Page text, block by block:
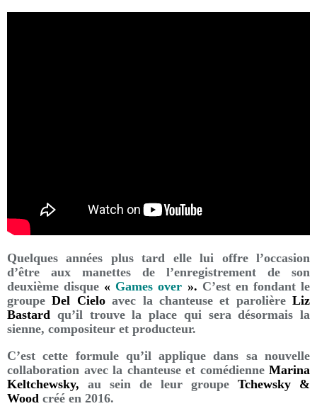
Quelques années plus tard elle lui offre l’occasion
d’être aux manettes de l’enregistrement de son
deuxième disque « Games over ». C’est en fondant le
groupeDel Cieloavec la chanteuse et parolière Liz
Bastard qu’il trouve la place qui sera désormais la
sienne, compositeur et producteur.
C’est cette formule qu’il applique dans sa nouvelle
collaboration avec la chanteuse et comédienne Marina
Keltchewsky, au sein de leur groupe Tchewsky &
Wood créé en 2016.